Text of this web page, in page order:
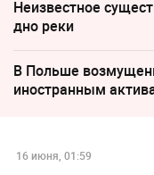
Неизвестное
дно реки
В Польше
иностранным
16 июня, 01:59